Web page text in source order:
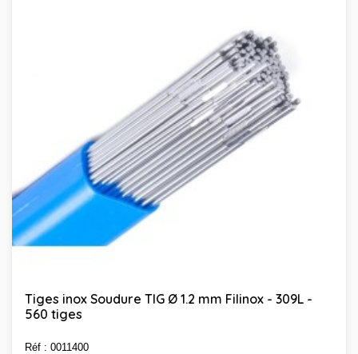
Tiges inox Soudure TIG Ø 1.2 mm Filinox - 309L -
560 tiges
Réf : 0011400